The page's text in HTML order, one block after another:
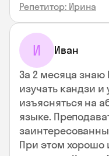
Репетитор: Ирина
И Иван
За 2 месяца знаю
изучать кандзи
изъясняться на
языке.
При этом хорошо